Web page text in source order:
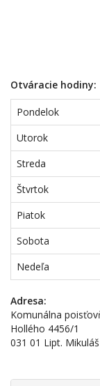
Otváracie hodiny:
Pondelok
Utorok
Streda
Štvrtok
Piatok
Sobota
Nedeľa
Adresa:
Komunálna
Hollého 4456/1
031 01 Lipt. Mikuláš